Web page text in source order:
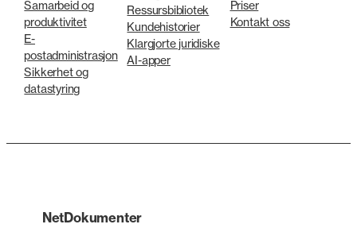
Samarbeid og
produktivitet
E-
postadministrasjon
Sikkerhet og
datastyring
Ressursbibliotek
Kundehistorier
Klargjorte juridiske
AI-apper
Priser
Kontakt oss
NetDokumenter